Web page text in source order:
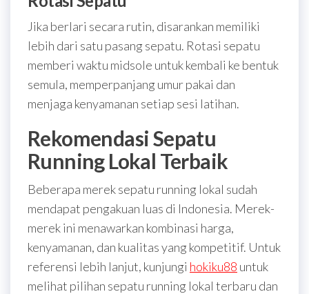
Jika berlari secara rutin, disarankan memiliki
lebih dari satu pasang sepatu. Rotasi sepatu
memberi waktu midsole untuk kembali ke bentuk
semula, memperpanjang umur pakai dan
menjaga kenyamanan setiap sesi latihan.
Rekomendasi Sepatu
Running Lokal Terbaik
Beberapa merek sepatu running lokal sudah
mendapat pengakuan luas di Indonesia. Merek-
merek ini menawarkan kombinasi harga,
kenyamanan, dan kualitas yang kompetitif. Untuk
referensi lebih lanjut, kunjungi hokiku88 untuk
melihat pilihan sepatu running lokal terbaru dan